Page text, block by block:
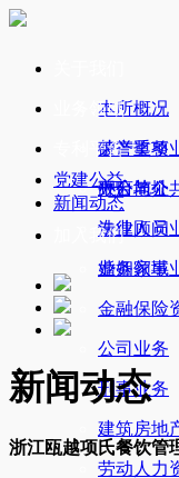
本所概况
荣誉奖项
办公地址
业务领域
破产重整
政府与公
法律顾问
婚姻家事
金融保险
公司业务
刑事业务
建筑房地
劳动人力
专利平台
平台简介
专业人员
业务领域
党建公益
新闻动态
加入我们
新闻动态
浙江瓯越项氏餐饮管